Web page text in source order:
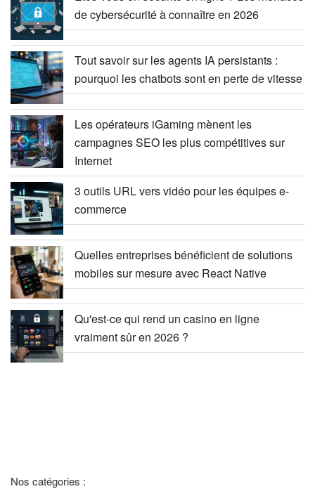
de cybersécurité à connaître en 2026
Tout savoir sur les agents IA persistants :
pourquoi les chatbots sont en perte de vitesse
Les opérateurs iGaming mènent les
campagnes SEO les plus compétitives sur
Internet
3 outils URL vers vidéo pour les équipes e-
commerce
Quelles entreprises bénéficient de solutions
mobiles sur mesure avec React Native
Qu'est-ce qui rend un casino en ligne
vraiment sûr en 2026 ?
Nos catégories :